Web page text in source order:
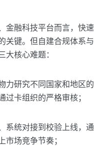
金融科技平台而言，快速
关键。但自建合规体系与
核心难题：​
力研究不同国家和地区的
卡组织的严格审核；​
系统对接到校验上线，通
场竞争节奏；​